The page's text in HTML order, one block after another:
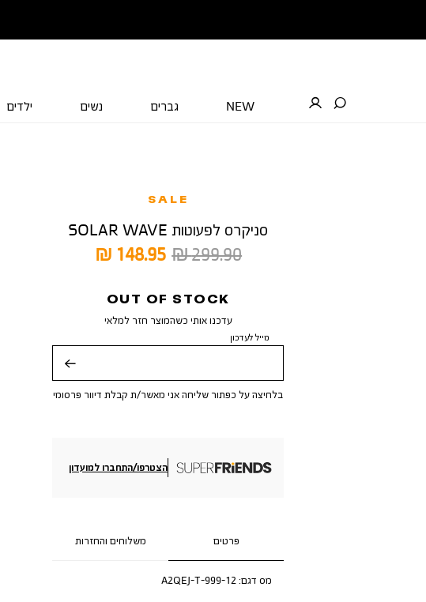
NEW גברים נשים ילדים
SALE
סניקרס לפעוטות SOLAR WAVE
מחיר
148.95 ₪
מחיר
299.90 ₪
OUT OF STOCK
עדכנו אותי כשהמוצר חזר למלאי
מייל לעדכון
בלחיצה על כפתור שליחה אני מאשר/ת קבלת דיוור פרסומי
הצטרפו/התחברו למועדון
פרטים משלוחים והחזרות
מס דגם: A2QEJ-T-999-12